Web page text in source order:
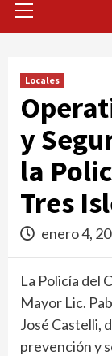
Menu
Locales
y
la
Tres
enero 4,
La Policía del
Mayor Lic.
José Castelli,
prevención y